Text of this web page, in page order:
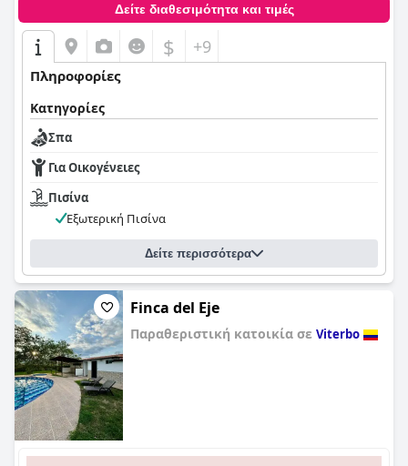
Δείτε διαθεσιμότητα και τιμές
$ +9
Πληροφορίες
Κατηγορίες
Σπα
Για Οικογένειες
Πισίνα
Εξωτερική Πισίνα
Δείτε περισσότερα
Finca del Eje
Παραθεριστική κατοικία σε Viterbo